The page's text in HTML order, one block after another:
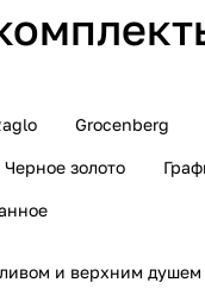
Grocenberg
Черное золото
и верхним душем